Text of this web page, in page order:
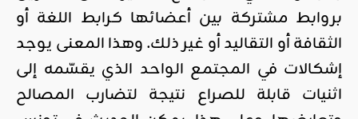
بروابط مشتركة بين أعضائها كرابط اللغة أو
الثقافة أو التقاليد أو غير ذلك. وهذا المعنى يوجد
إشكالات في المجتمع الواحد الذي يقسّمه إلى
اثنيات قابلة للصراع نتيجة لتضارب المصالح